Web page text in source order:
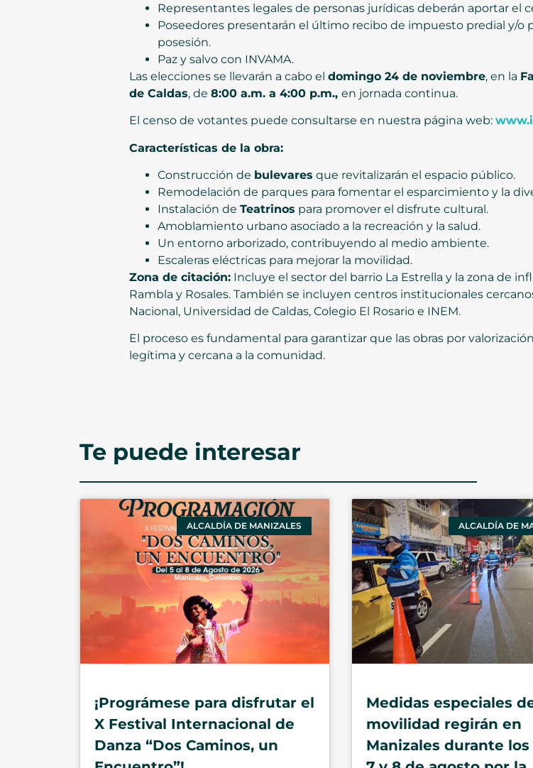
Representantes legales de personas jurídicas deberán aportar el
Poseedores presentarán el último recibo de impuesto predial y/o
posesión.
Paz y salvo con INVAMA.
Las elecciones se llevarán a cabo el domingo 24 de noviembre, en la
de Caldas, de 8:00 a.m. a 4:00 p.m., en jornada continua.
El censo de votantes puede consultarse en nuestra página web:
Características de la obra:
Construcción de bulevares que revitalizarán el espacio público.
Remodelación de parques para fomentar el esparcimiento y la
Instalación de Teatrinos para promover el disfrute cultural.
Amoblamiento urbano asociado a la recreación y la salud.
Un entorno arborizado, contribuyendo al medio ambiente.
Escaleras eléctricas para mejorar la movilidad.
Zona de citación: Incluye el sector del barrio La Estrella y la zona de
Rambla y Rosales. También se incluyen centros institucionales
Nacional, Universidad de Caldas, Colegio El Rosario e INEM.
El proceso es fundamental para garantizar que las obras por
legítima y cercana a la comunidad.
Te puede interesar
ALCALDÍA DE MANIZALES
¡Prográmese para disfrutar el
X Festival Internacional de
Danza “Dos Caminos, un
ALCALDÍA DE
Medidas especiales
movilidad regirán en
Manizales durante los